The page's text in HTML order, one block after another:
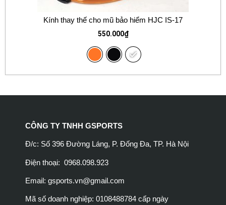
Kính thay thế cho mũ bảo hiểm HJC IS-17
550.000₫
CÔNG TY TNHH GSPORTS
Đ/c: Số 396 Đường Láng, P. Đống Đa, TP. Hà Nội
Điện thoại: 0968.098.923
Email: gsports.vn@gmail.com
Mã số doanh nghiệp: 0108488784 cấp ngày